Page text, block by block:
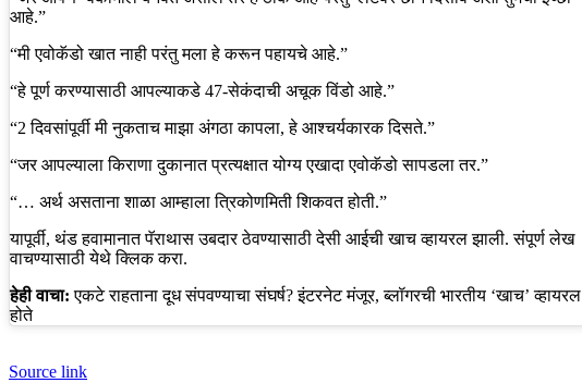
आहे.”
“मी एवोकॅडो खात नाही परंतु मला हे करून पहायचे आहे.”
“हे पूर्ण करण्यासाठी आपल्याकडे 47-सेकंदाची अचूक विंडो आहे.”
“2 दिवसांपूर्वी मी नुकताच माझा अंगठा कापला, हे आश्चर्यकारक दिसते.”
“जर आपल्याला किराणा दुकानात प्रत्यक्षात योग्य एखादा एवोकॅडो सापडला तर.”
“… अर्थ असताना शाळा आम्हाला त्रिकोणमिती शिकवत होती.”
यापूर्वी, थंड हवामानात पॅराथास उबदार ठेवण्यासाठी देसी आईची खाच व्हायरल झाली. संपूर्ण लेख
वाचण्यासाठी येथे क्लिक करा.
हेही वाचा:एकटे राहताना दूध संपवण्याचा संघर्ष? इंटरनेट मंजूर, ब्लॉगरची भारतीय ‘खाच’ व्हायरल
होते
Source link